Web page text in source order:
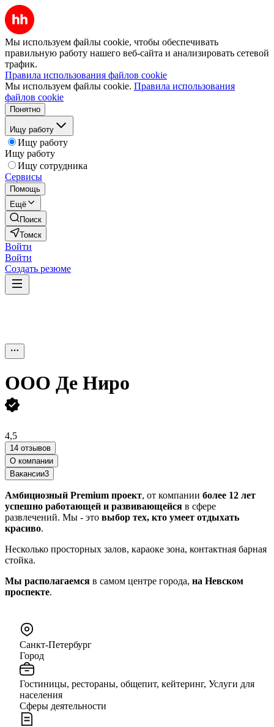
Мы используем файлы cookie, чтобы обеспечивать
правильную работу нашего веб-сайта и анализировать сетевой
трафик.
Правила использования файлов cookie
Мы используем файлы cookie. Правила использования
файлов cookie
Понятно
Ищу работу
Ищу работу
Ищу работу
Ищу сотрудника
Сервисы
Помощь
Ещё
Поиск
Томск
Войти
Войти
Создать резюме
ООО Де Ниро
4,5
14 отзывов
О компании
Вакансии3
Амбициозный Premium проект, от компании более 12 лет
успешно работающей и развивающейся в сфере
развлечений. Мы - это выбор тех, кто умеет отдыхать
красиво.
Несколько просторных залов, караоке зона, контактная барная
стойка.
Мы располагаемся в самом центре города, на Невском
проспекте.
Санкт-Петербург
Город
Гостиницы, рестораны, общепит, кейтеринг, Услуги для
населения
Сферы деятельности